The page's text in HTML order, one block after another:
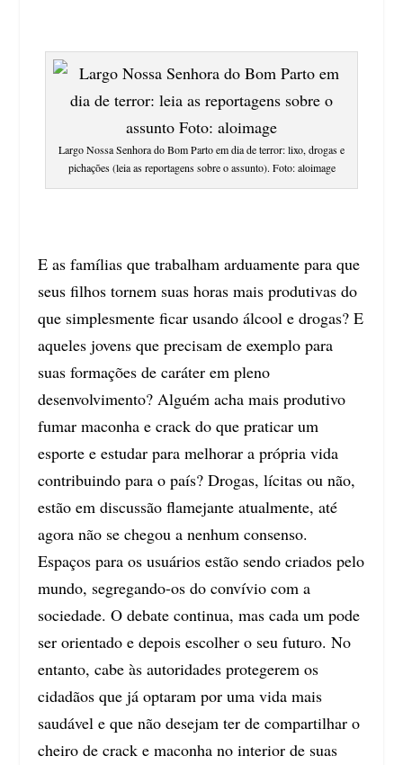
Largo Nossa Senhora do Bom Parto em dia de terror:lixo, drogas e
pichações(leia as reportagens sobre o assunto). Foto: aloimage
E as famílias que trabalham arduamente para que
seus filhos tornem suas horas mais produtivas do
que simplesmente ficar usando álcool e drogas? E
aqueles jovens que precisam de exemplo para
suas formações de caráter em pleno
desenvolvimento? Alguém acha mais produtivo
fumar maconha e crack do que praticar um
esporte e estudar para melhorar a própria vida
contribuindo para o país? Drogas, lícitas ou não,
estão em discussão flamejante atualmente, até
agora não se chegou a nenhum consenso.
Espaços para os usuários estão sendo criados pelo
mundo, segregando-os do convívio com a
sociedade. O debate continua, mas cada um pode
ser orientado e depois escolher o seu futuro. No
entanto, cabe às autoridades protegerem os
cidadãos que já optaram por uma vida mais
saudável e que não desejam ter de compartilhar o
cheiro de crack e maconha no interior de suas